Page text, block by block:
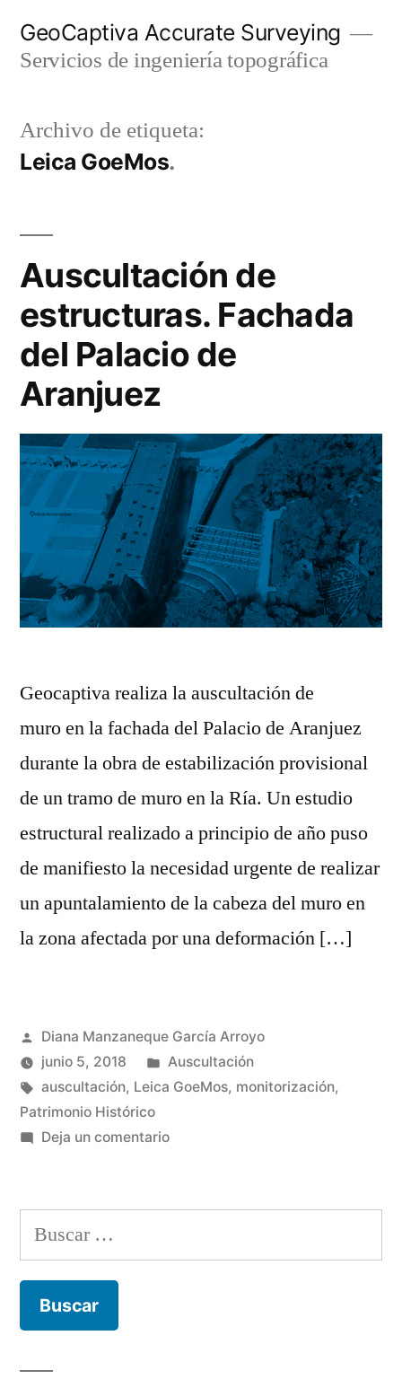
GeoCaptiva Accurate Surveying
Servicios de ingeniería topográfica
Archivo de etiqueta:
Leica GoeMos
Auscultación de
estructuras. Fachada
del Palacio de
Aranjuez
Geocaptiva realiza la auscultación de
muro en la fachada del Palacio de Aranjuez
durante la obra de estabilización provisional
de un tramo de muro en la Ría. Un estudio
estructural realizado a principio de año puso
de manifiesto la necesidad urgente de realizar
un apuntalamiento de la cabeza del muro en
la zona afectada por una deformación […]
Publicada
por
Diana Manzaneque García Arroyo
junio 5, 2018
Publicada
en
Auscultación
Etiquetas:
auscultación, Leica GoeMos, monitorización,
Patrimonio Histórico
Deja un comentarioen
estructuras.
del
Buscar: